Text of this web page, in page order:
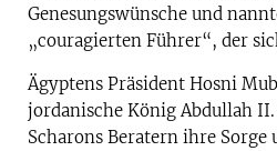
Genesungswünsche und
„couragierten Führer“, der
Ägyptens Präsident Hosni
jordanische König Abdullah
Scharons Beratern ihre Sorge